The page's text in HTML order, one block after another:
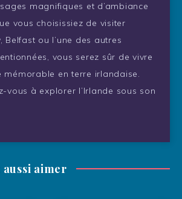
magnifiques et d’ambiance
vous choisissiez de visiter
Belfast ou l’une des autres
vous serez sûr de vivre
mémorable en terre irlandaise.
vous à explorer l’Irlande sous son
aimer